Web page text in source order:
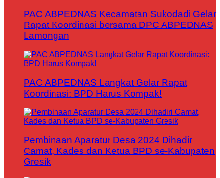
PAC ABPEDNAS Kecamatan Sukodadi Gelar
Rapat Koordinasi bersama DPC ABPEDNAS
Lamongan
PAC ABPEDNAS Langkat Gelar Rapat
Koordinasi: BPD Harus Kompak!
Pembinaan Aparatur Desa 2024 Dihadiri
Camat, Kades dan Ketua BPD se-Kabupaten
Gresik